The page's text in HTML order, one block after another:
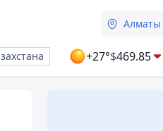
Алматы
+27°$469.85